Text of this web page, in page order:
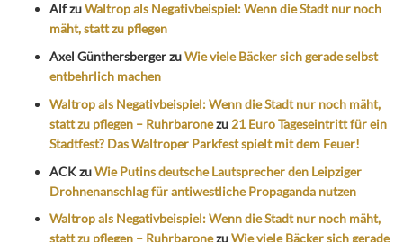
AlfzuWaltrop als Negativbeispiel: Wenn die Stadt nur noch
mäht, statt zu pflegen
Axel GünthersbergerzuWie viele Bäcker sich gerade selbst
entbehrlich machen
Waltrop als Negativbeispiel: Wenn die Stadt nur noch mäht,
statt zu pflegen – Ruhrbaronezu 21 Euro Tageseintritt für ein
Stadtfest? Das Waltroper Parkfest spielt mit dem Feuer!
ACKzuWie Putins deutsche Lautsprecher den Leipziger
Drohnenanschlag für antiwestliche Propaganda nutzen
Waltrop als Negativbeispiel: Wenn die Stadt nur noch mäht,
statt zu pflegen – RuhrbaronezuWie viele Bäcker sich gerade